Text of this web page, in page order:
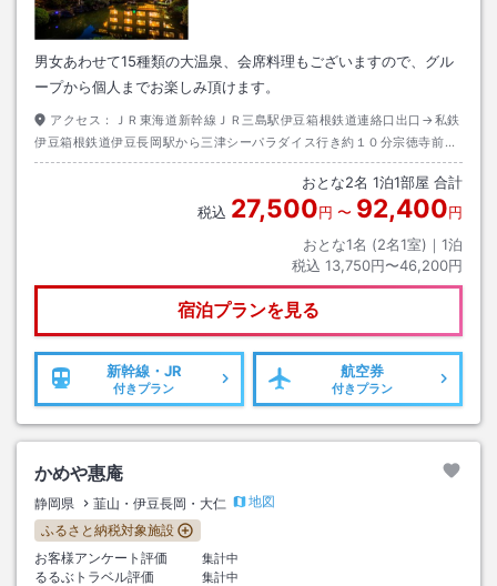
男女あわせて15種類の大温泉、会席料理もございますので、グル
ープから個人までお楽しみ頂けます。
アクセス：
ＪＲ東海道新幹線ＪＲ三島駅伊豆箱根鉄道連絡口出口→私鉄
伊豆箱根鉄道伊豆長岡駅から三津シーパラダイス行き約１０分宗徳寺前駅
下車→タクシー約８分
おとな2名 1泊1部屋 合計
税込 27,500円 〜 92,400円
おとな1名 (2名1室)｜ 1泊
税込 13,750円〜46,200円
宿泊プランを見る
新幹線・JR
付きプラン
航空券
付きプラン
かめや惠庵
静岡県 韮山・伊豆長岡・大仁
地図
ふるさと納税対象施設
お客様アンケート評価
集計中
るるぶトラベル評価
集計中